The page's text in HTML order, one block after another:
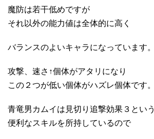
魔防は若干低めですが
それ以外の能力値は全体的に高く
バランスのよいキャラになっています。
攻撃、速さ↑個体がアタリになり
この２つが低い個体がハズレ個体です。
青竜男カムイは見切り追撃効果３という
便利なスキルを所持しているので